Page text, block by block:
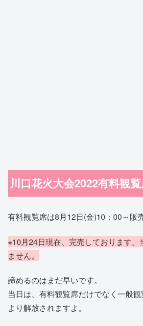
川口花火大会2022有料観
有料観覧席は8月12日(金)10：00～販売
※10月24日現在、完売しております。
ません。
諦めるのはまだ早いです。
当日は、有料観覧席だけでなく一般
より解放されますよ。